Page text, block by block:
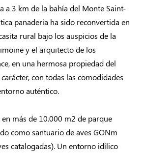
a 3 km de la bahía del Monte Saint-
panadería ha sido reconvertida en
rural bajo los auspicios de la
y el arquitecto de los
en una hermosa propiedad del
con todas las comodidades
auténtico.
más de 10.000 m2 de parque
como santuario de aves GONm
catalogadas). Un entorno idílico